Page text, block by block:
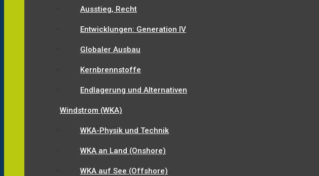
Ausstieg, Recht
Entwicklungen: Generation IV
Globaler Ausbau
Kernbrennstoffe
Endlagerung und Alternativen
Windstrom (WKA)
WKA-Physik und Technik
WKA an Land (Onshore)
WKA auf See (Offshore)